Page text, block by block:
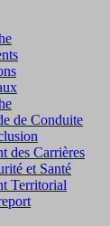
de Conduite
des Carrières
et Santé
Territorial